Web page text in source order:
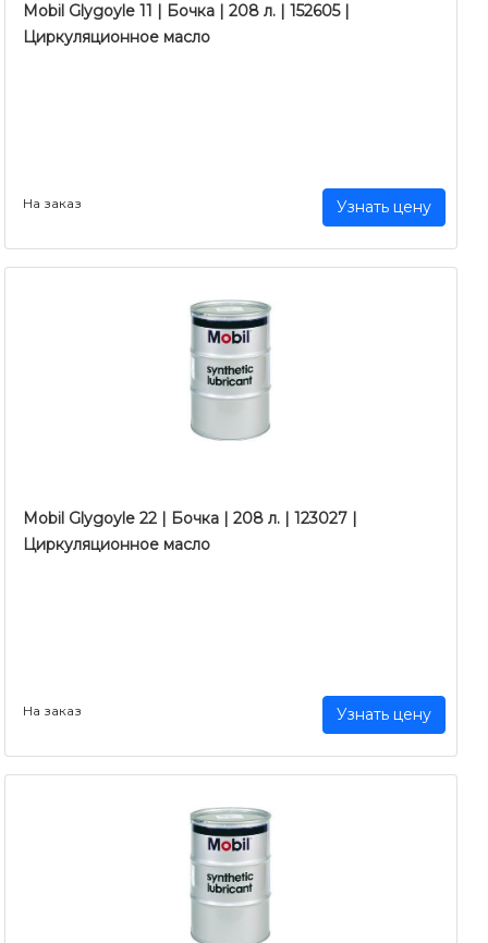
Mobil Glygoyle 11 | Бочка | 208 л. | 152605 |
Циркуляционное масло
На заказ Узнать цену
Mobil Glygoyle 22 | Бочка | 208 л. | 123027 |
Циркуляционное масло
На заказ Узнать цену